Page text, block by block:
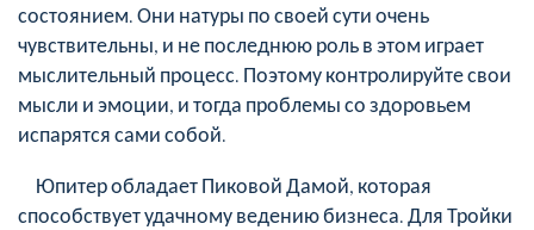
состоянием. Они натуры по своей сути очень
чувствительны, и не последнюю роль в этом играет
мыслительный процесс. Поэтому контролируйте свои
мысли и эмоции, и тогда проблемы со здоровьем
испарятся сами собой.
Юпитер обладает Пиковой Дамой, которая
способствует удачному ведению бизнеса. Для Тройки